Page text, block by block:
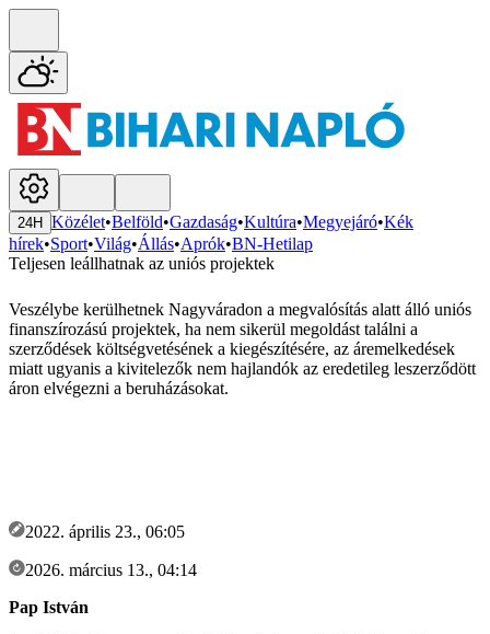
24H Közélet•Belföld•Gazdaság•Kultúra•Megyejáró•Kék
hírek•Sport•Világ•Állás•Aprók•BN-Hetilap
Teljesen leállhatnak az uniós projektek
Veszélybe kerülhetnek Nagyváradon a megvalósítás alatt álló uniós
finanszírozású projektek, ha nem sikerül megoldást találni a
szerződések költségvetésének a kiegészítésére, az áremelkedések
miatt ugyanis a kivitelezők nem hajlandók az eredetileg leszerződött
áron elvégezni a beruházásokat.
2022. április 23., 06:05
2026. március 13., 04:14
Pap István